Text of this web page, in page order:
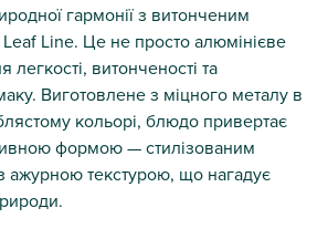
гармонії з витонченим
Line. Це не просто алюмінієве
витонченості та
Виготовлене з міцного металу в
кольорі, блюдо привертає
формою — стилізованим
ажурною текстурою, що нагадує